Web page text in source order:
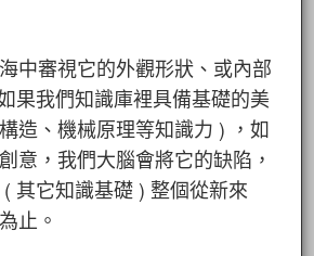
中審視它的外觀形狀、或內部
果我們知識庫裡具備基礎的美
造、機械原理等知識力 ) ，如
意，我們大腦會將它的缺陷，
其它知識基礎 ) 整個從新來
止。